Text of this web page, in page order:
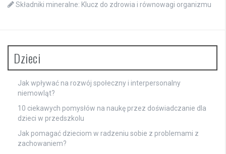
Składniki mineralne: Klucz do zdrowia i równowagi organizmu
Dzieci
Jak wpływać na rozwój społeczny i interpersonalny
niemowląt?
10 ciekawych pomysłów na naukę przez doświadczanie dla
dzieci w przedszkolu
Jak pomagać dzieciom w radzeniu sobie z problemami z
zachowaniem?